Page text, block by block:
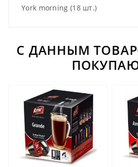
York morning (18 шт.)
С ДАННЫМ